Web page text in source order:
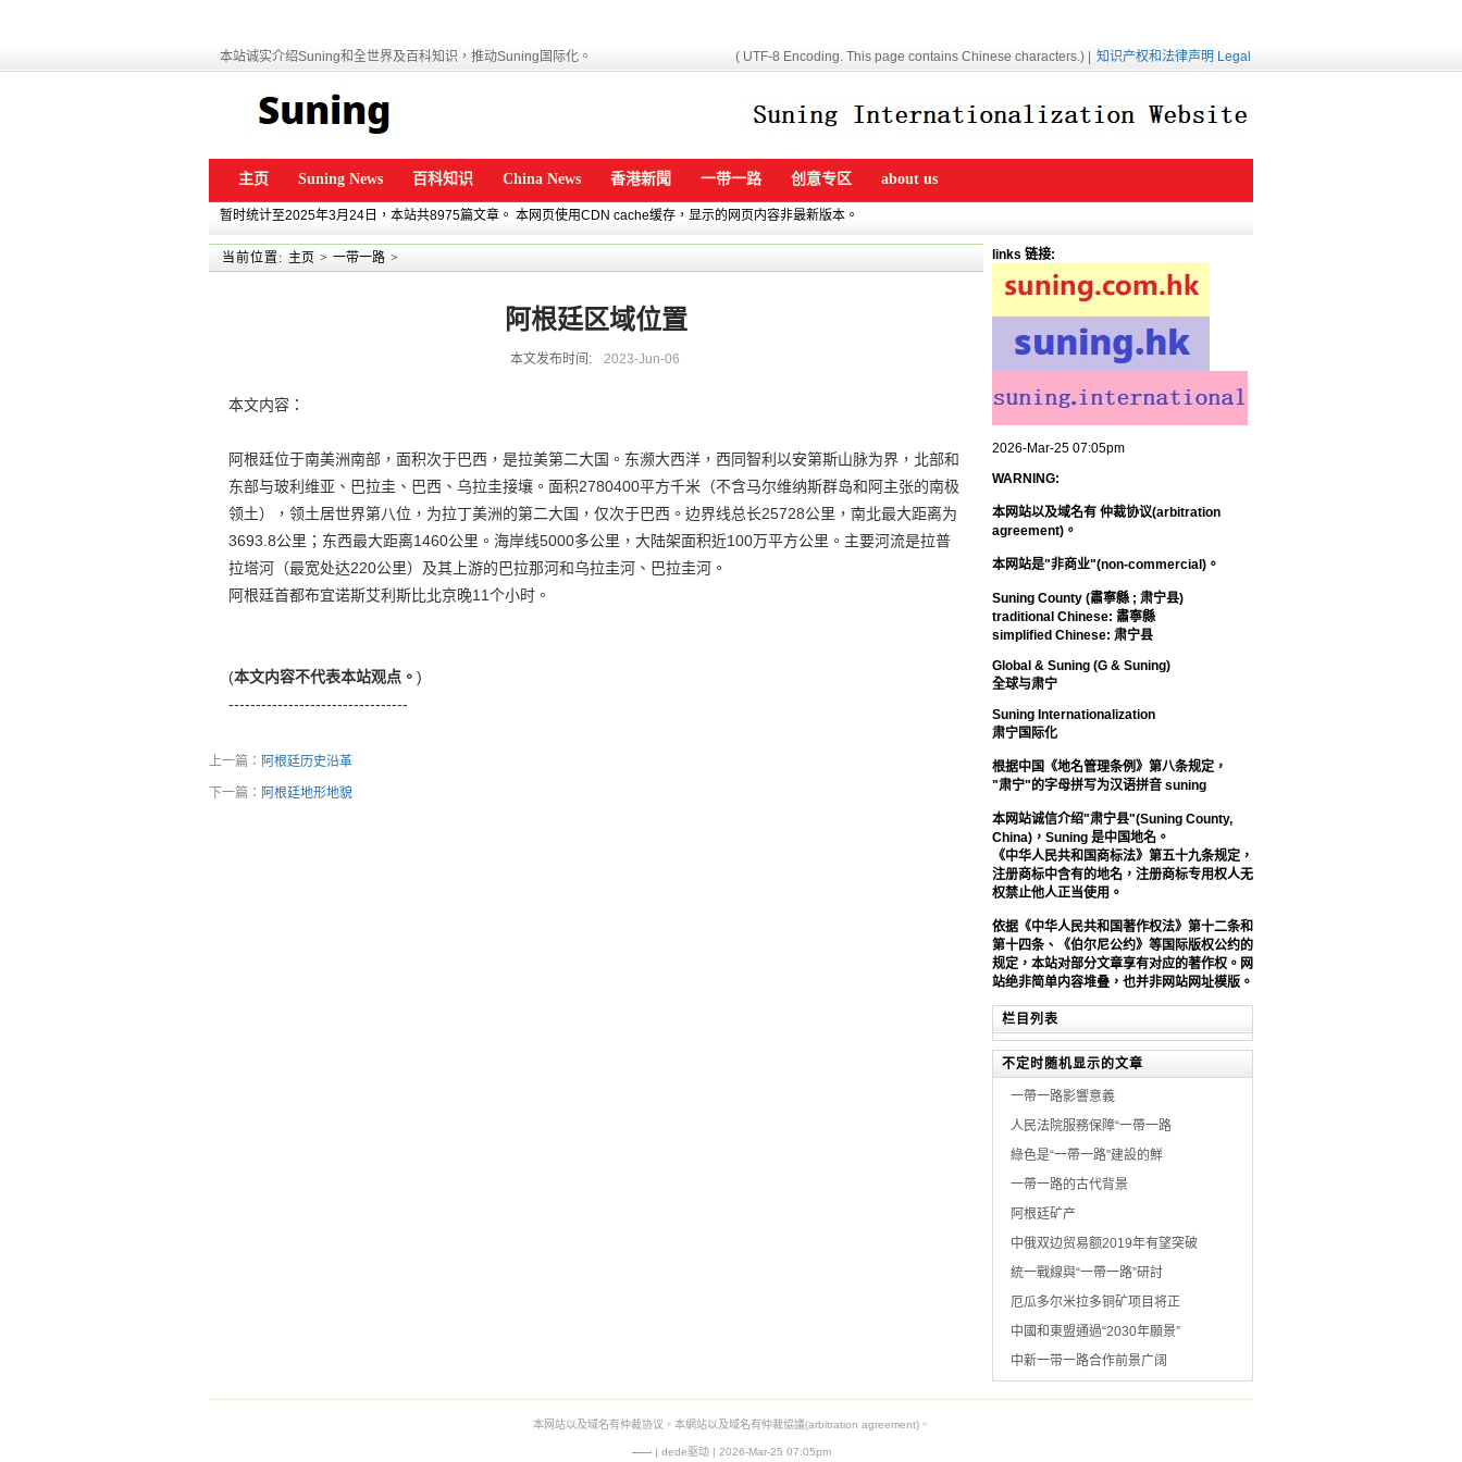
本站诚实介绍Suning和全世界及百科知识，推动Suning国际化。 ( UTF-8 Encoding. This page contains Chinese characters.) | 知识产权和法律声明 Legal
主页 Suning News 百科知识 China News 香港新聞 一带一路 创意专区 about us
暂时统计至2025年3月24日，本站共8975篇文章。 本网页使用CDN cache缓存，显示的网页内容非最新版本。
当前位置: 主页 > 一带一路 >
阿根廷区域位置
本文发布时间: 2023-Jun-06
本文内容：
阿根廷位于南美洲南部，面积次于巴西，是拉美第二大国。东濒大西洋，西同智利以安第斯山脉为界，北部和
东部与玻利维亚、巴拉圭、巴西、乌拉圭接壤。面积2780400平方千米（不含马尔维纳斯群岛和阿主张的南极
领土），领土居世界第八位，为拉丁美洲的第二大国，仅次于巴西。边界线总长25728公里，南北最大距离为
3693.8公里；东西最大距离1460公里。海岸线5000多公里，大陆架面积近100万平方公里。主要河流是拉普
拉塔河（最宽处达220公里）及其上游的巴拉那河和乌拉圭河、巴拉圭河。
阿根廷首都布宜诺斯艾利斯比北京晚11个小时。
(本文内容不代表本站观点。 )
---------------------------------
上一篇： 阿根廷历史沿革
下一篇： 阿根廷地形地貌
links 链接:
2026-Mar-25 07:05pm
WARNING:
本网站以及域名有 仲裁协议(arbitration
agreement)。
本网站是"非商业"(non-commercial)。
Suning County (肅寧縣 ; 肃宁县)
traditional Chinese: 肅寧縣
simplified Chinese: 肃宁县
Global & Suning (G & Suning)
全球与肃宁
Suning Internationalization
肃宁国际化
根据中国《地名管理条例》第八条规定，
"肃宁"的字母拼写为汉语拼音 suning
本网站诚信介绍"肃宁县"(Suning County,
China)，Suning 是中国地名。
《中华人民共和国商标法》第五十九条规定，
注册商标中含有的地名，注册商标专用权人无
权禁止他人正当使用。
依据《中华人民共和国著作权法》第十二条和
第十四条、《伯尔尼公约》等国际版权公约的
规定，本站对部分文章享有对应的著作权。网
站绝非简单内容堆叠，也并非网站网址模版。
栏目列表
不定时随机显示的文章
一帶一路影響意義
人民法院服務保障“一帶一路
綠色是“一帶一路”建設的鮮
一帶一路的古代背景
阿根廷矿产
中俄双边贸易额2019年有望突破
統一戰線與“一帶一路”研討
厄瓜多尔米拉多铜矿项目将正
中國和東盟通過“2030年願景”
中新一带一路合作前景广阔
本网站以及域名有仲裁协议。本網站以及域名有仲裁協議(arbitration agreement)。
------| dede驱动 | 2026-Mar-25 07:05pm